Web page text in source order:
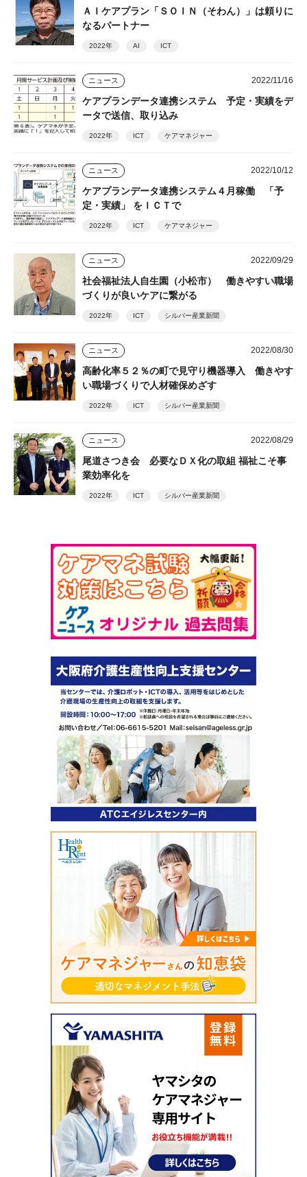
ＡＩケアプラン「ＳＯＩＮ（そわん）」は頼りに
なるパートナー
2022年 AI ICT
ニュース 2022/11/16
ケアプランデータ連携システム 予定・実績をデ
ータで送信、取り込み
2022年 ICT ケアマネジャー
ニュース 2022/10/12
ケアプランデータ連携システム４月稼働 「予
定・実績」 をＩＣＴで
2022年 ICT ケアマネジャー
ニュース 2022/09/29
社会福祉法人自生園（小松市） 働きやすい職場
づくりが良いケアに繋がる
2022年 ICT シルバー産業新聞
ニュース 2022/08/30
高齢化率５２％の町で見守り機器導入 働きやす
い職場づくりで人材確保めざす
2022年 ICT シルバー産業新聞
ニュース 2022/08/29
尾道さつき会 必要なＤＸ化の取組 福祉こそ事
業効率化を
2022年 ICT シルバー産業新聞